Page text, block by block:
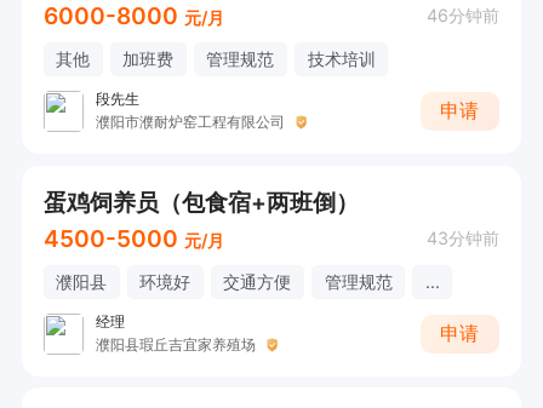
6000-8000 元/月 46分钟前
其他 加班费 管理规范 技术培训
段先生
濮阳市濮耐炉窑工程有限公司
申请
蛋鸡饲养员（包食宿+两班倒）
4500-5000 元/月 43分钟前
濮阳县 环境好 交通方便 管理规范 ...
经理
濮阳县瑕丘吉宜家养殖场
申请